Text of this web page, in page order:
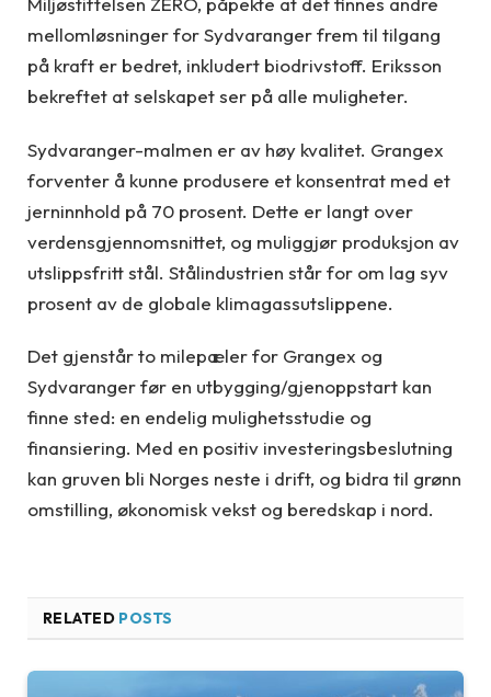
mellomløsninger for Sydvaranger frem til tilgang
på kraft er bedret, inkludert biodrivstoff. Eriksson
bekreftet at selskapet ser på alle muligheter.
Sydvaranger-malmen er av høy kvalitet. Grangex
forventer å kunne produsere et konsentrat med et
jerninnhold på 70 prosent. Dette er langt over
verdensgjennomsnittet, og muliggjør produksjon av
utslippsfritt stål. Stålindustrien står for om lag syv
prosent av de globale klimagassutslippene.
Det gjenstår to milepæler for Grangex og
Sydvaranger før en utbygging/gjenoppstart kan
finne sted: en endelig mulighetsstudie og
finansiering. Med en positiv investeringsbeslutning
kan gruven bli Norges neste i drift, og bidra til grønn
omstilling, økonomisk vekst og beredskap i nord.
RELATED POSTS